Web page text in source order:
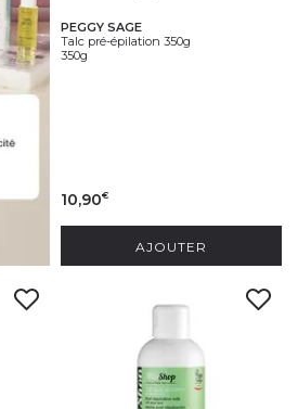
PEGGY SAGE
Talc pré-épilation 350g
350g
10,90€
AJOUTER